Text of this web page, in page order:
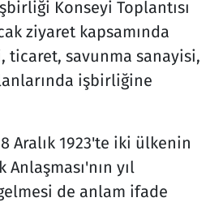
Konseyi Toplantısı
ziyaret kapsamında
ticaret, savunma sanayisi,
işbirliğine
Aralık 1923'te iki ülkenin
Anlaşması'nın yıl
de anlam ifade